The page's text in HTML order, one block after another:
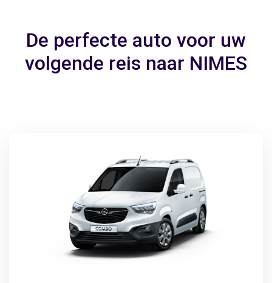
De perfecte auto voor uw
volgende reis naar NIMES